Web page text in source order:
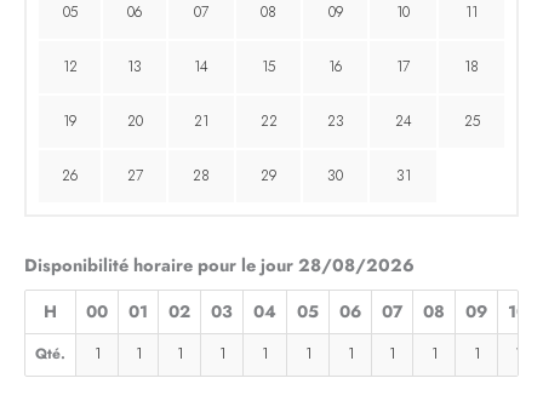
05 06 07 08 09 10 11
12 13 14 15 16 17 18
19 20 21 22 23 24 25
26 27 28 29 30 31
Disponibilité horaire pour le jour 28/08/2026
H 00 01 02 03 04 05 06 07 08 09 10
Qté. 1 1 1 1 1 1 1 1 1 1 1